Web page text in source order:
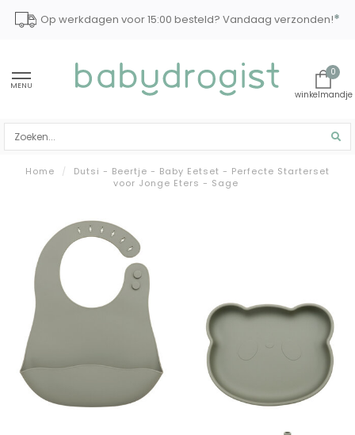
Op werkdagen voor 15:00 besteld? Vandaag verzonden!*
MENU
0
Home /
Dutsi - Beertje - Baby Eetset - Perfecte Starterset
voor Jonge Eters - Sage